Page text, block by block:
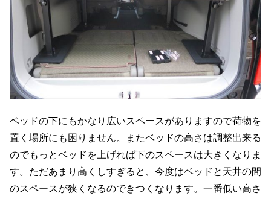
ベッドの下にもかなり広いスペースがありますので荷物を
置く場所にも困りません。またベッドの高さは調整出来る
のでもっとベッドを上げれば下のスペースは大きくなりま
す。ただあまり高くしすぎると、今度はベッドと天井の間
のスペースが狭くなるのできつくなります。一番低い高さ